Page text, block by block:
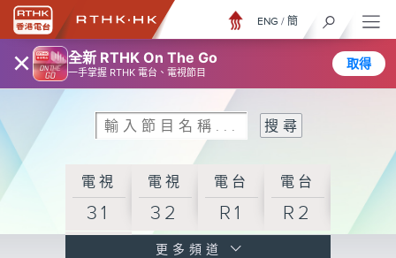
× 全新 RTHK On The Go
一手掌握 RTHK 電台、電視節目
取得
ENG / 簡
電視
31
電視
32
電台
R1
電台
R2
更多頻道